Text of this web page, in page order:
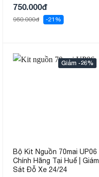
750.000đ
950.000đ -21%
-26%
Bộ Kit Nguồn 70mai UP06
Chính Hãng Tại Huế | Giám
Sát Đỗ Xe 24/24